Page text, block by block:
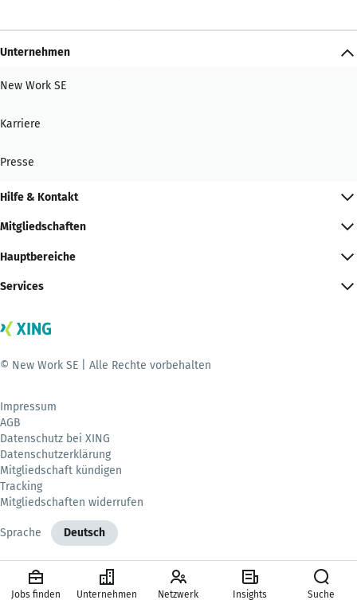
Unternehmen
New Work SE
Karriere
Presse
Hilfe & Kontakt
Mitgliedschaften
Hauptbereiche
Services
© New Work SE | Alle Rechte vorbehalten
Impressum
AGB
Datenschutz bei XING
Datenschutzerklärung
Mitgliedschaft kündigen
Tracking
Mitgliedschaften widerrufen
Sprache Deutsch
Jobs finden Unternehmen Netzwerk Insights Suche